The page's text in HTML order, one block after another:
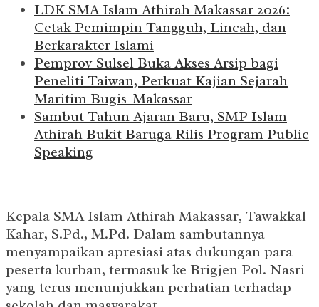
LDK SMA Islam Athirah Makassar 2026:
Cetak Pemimpin Tangguh, Lincah, dan
Berkarakter Islami
Pemprov Sulsel Buka Akses Arsip bagi
Peneliti Taiwan, Perkuat Kajian Sejarah
Maritim Bugis-Makassar
Sambut Tahun Ajaran Baru, SMP Islam
Athirah Bukit Baruga Rilis Program Public
Speaking
Kepala SMA Islam Athirah Makassar, Tawakkal
Kahar, S.Pd., M.Pd. Dalam sambutannya
menyampaikan apresiasi atas dukungan para
peserta kurban, termasuk ke Brigjen Pol. Nasri
yang terus menunjukkan perhatian terhadap